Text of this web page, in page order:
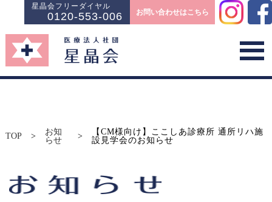
星晶会フリーダイヤル
0120-553-006 お問い合わせはこちら
TOP >
お知
らせ
>
【CM様向け】ここしあ診療所 通所リハ施
設見学会のお知らせ